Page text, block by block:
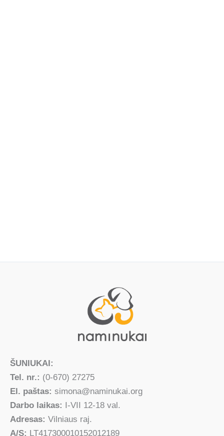
ŠUNIUKAI:
Tel. nr.: (0-670) 27275
El. paštas: simona@naminukai.org
Darbo laikas: I-VII 12-18 val.
Adresas: Vilniaus raj.
A/S: LT417300010152012189